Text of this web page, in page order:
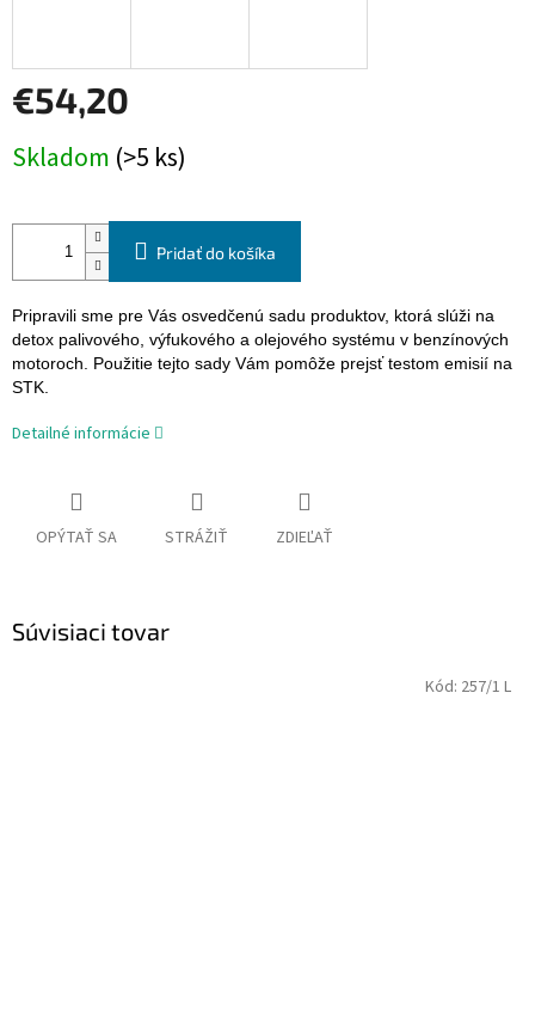
€54,20
cena:
Skladom (>5 ks)
Pridať do košíka
Pripravili sme pre Vás osvedčenú sadu produktov, ktorá slúži na
detox palivového, výfukového a olejového systému v benzínových
motoroch. Použitie tejto sady Vám pomôže prejsť testom emisií na
STK.
Detailné informácie
OPÝTAŤ SA STRÁŽIŤ ZDIEĽAŤ
Súvisiaci tovar
Kód: 257/1 L